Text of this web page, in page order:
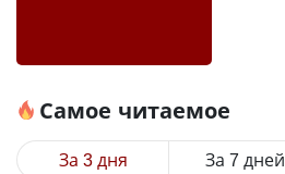
Самое читаемое
За 3 дня За 7 дней